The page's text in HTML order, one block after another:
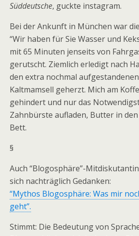
Süddeutsche, guckte instagram.
Bei der Ankunft in München war
“Wir haben für Sie Wasser und
mit 65 Minuten jenseits von
gerutscht. Ziemlich erledigt nach
den extra nochmal
Kaltmamsell geherzt. Mich am
gehindert und nur das
Zahnbürste aufladen, Butter in
Bett.
§
Auch “Blogosphäre”-
sich nachträglich Gedanken:
“Mythos Blogosphäre: Was mir
geht”.
Stimmt: Die Bedeutung von